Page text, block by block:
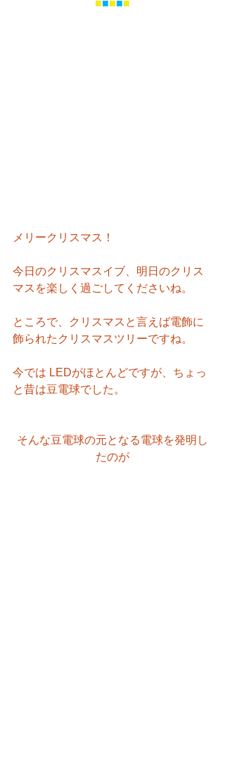
■■■■■
メリークリスマス！
今日のクリスマスイブ、明日のクリス
マスを楽しく過ごしてくださいね。
ところで、クリスマスと言えば電飾に
飾られたクリスマスツリーですね。
今では LEDがほとんどですが、ちょっ
と昔は豆電球でした。
そんな豆電球の元となる電球を発明し
たのが